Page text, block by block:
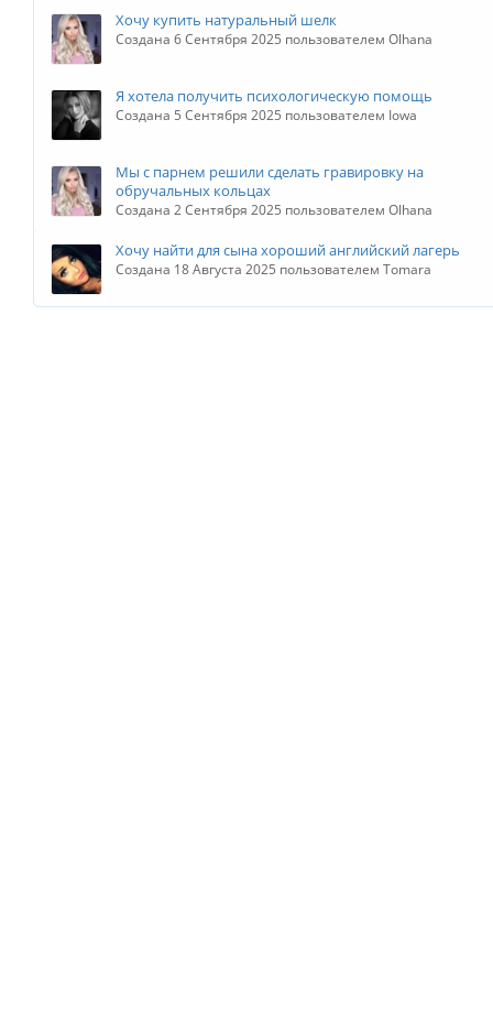
Хочу купить натуральный шелк
Создана 6 Сентября 2025 пользователем Olhana
Я хотела получить психологическую помощь
Создана 5 Сентября 2025 пользователем Iowa
Мы с парнем решили сделать гравировку на
обручальных кольцах
Создана 2 Сентября 2025 пользователем Olhana
Хочу найти для сына хороший английский лагерь
Создана 18 Августа 2025 пользователем Tomara